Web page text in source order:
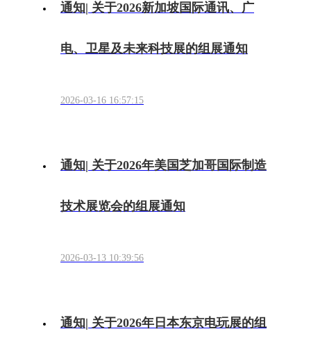
通知| 关于2026新加坡国际通讯、广
电、卫星及未来科技展的组展通知
2026-03-16 16:57:15
通知| 关于2026年美国芝加哥国际制造
技术展览会的组展通知
2026-03-13 10:39:56
通知| 关于2026年日本东京电玩展的组